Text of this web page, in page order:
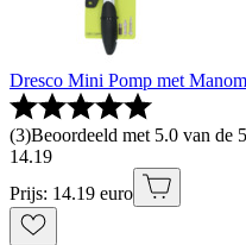
Dresco Mini Pomp met
(3)Beoordeeld met 5.0 van de
14.19
Prijs: 14.19 euro